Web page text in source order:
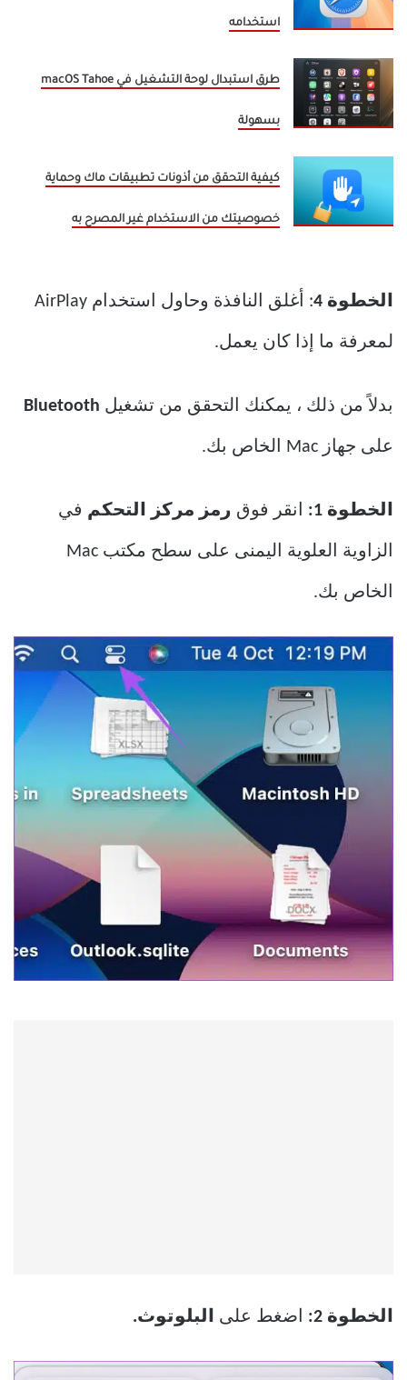
استخدامه
طرق استبدال لوحة التشغيل في macOS Tahoe
بسهولة
كيفية التحقق من أذونات تطبيقات ماك وحماية
خصوصيتك من الاستخدام غير المصرح به
الخطوة 4 : أغلق النافذة وحاول استخدام AirPlay
لمعرفة ما إذا كان يعمل.
بدلاً من ذلك ، يمكنك التحقق من تشغيل Bluetooth
على جهاز Mac الخاص بك.
الخطوة 1: انقر فوق رمز مركز التحكم في
الزاوية العلوية اليمنى على سطح مكتب Mac
الخاص بك.
الخطوة 2: اضغط على البلوتوث.